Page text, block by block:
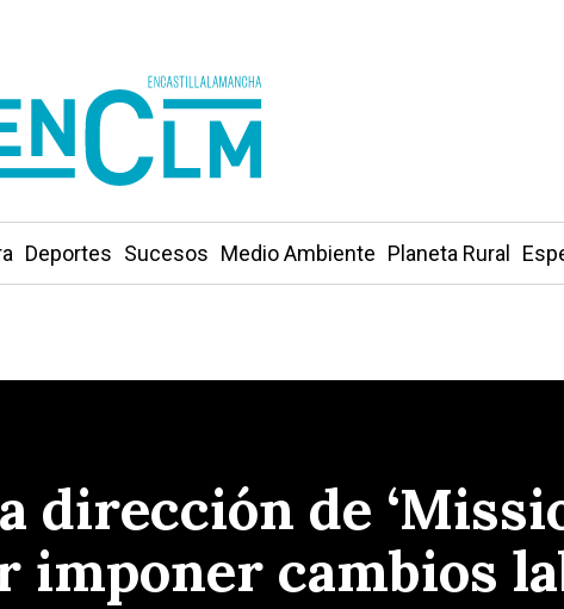
Deportes Sucesos Medio Ambiente Planeta Rural
de
imponer cambios